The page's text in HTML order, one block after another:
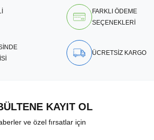
FARKLI ÖDEME
SEÇENEKLERİ
ÜCRETSİZ KARGO
KAYIT OL
ve özel fırsatlar için